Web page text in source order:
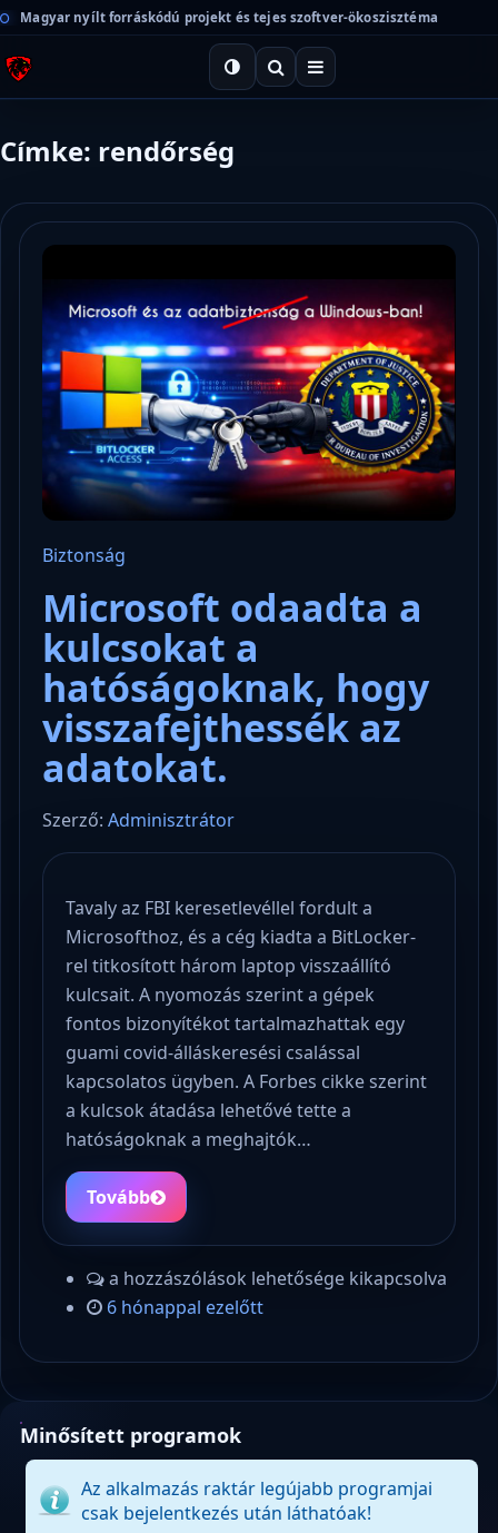
Magyar nyílt forráskódú projekt és tejes szoftver-ökoszisztéma
Címke: rendőrség
Biztonság
Microsoft odaadta a
kulcsokat a
hatóságoknak, hogy
visszafejthessék az
adatokat.
Szerző: Adminisztrátor
Tavaly az FBI keresetlevéllel fordult a
Microsofthoz, és a cég kiadta a BitLocker-
rel titkosított három laptop visszaállító
kulcsait. A nyomozás szerint a gépek
fontos bizonyítékot tartalmazhattak egy
guami covid-álláskeresési csalással
kapcsolatos ügyben. A Forbes cikke szerint
a kulcsok átadása lehetővé tette a
hatóságoknak a meghajtók…
Tovább
a hozzászólások lehetősége kikapcsolva
6 hónappal ezelőtt
Minősített programok
Az alkalmazás raktár legújabb programjai
csak bejelentkezés után láthatóak!